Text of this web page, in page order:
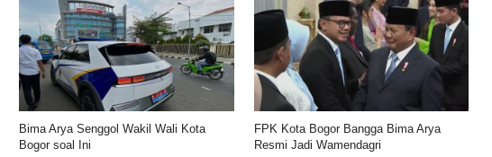
Bima Arya Senggol Wakil Wali Kota
Bogor soal Ini
FPK Kota Bogor Bangga Bima Arya
Resmi Jadi Wamendagri